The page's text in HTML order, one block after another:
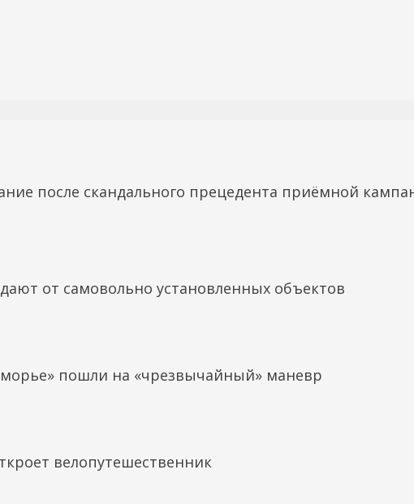
после скандального прецедента приёмной
от самовольно установленных объектов
пошли на «чрезвычайный» маневр
велопутешественник